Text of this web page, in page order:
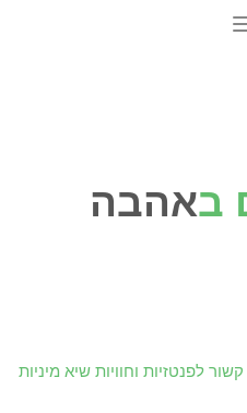
תפריט
באהבה